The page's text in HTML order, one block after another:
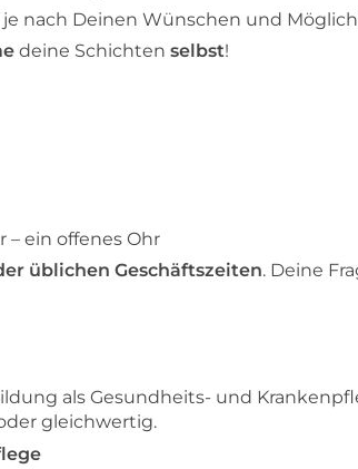
je nach Deinen Wünschen und
deine Schichten selbst!
– ein offenes Ohr
üblichen Geschäftszeiten. Deine
als Gesundheits- und
gleichwertig.